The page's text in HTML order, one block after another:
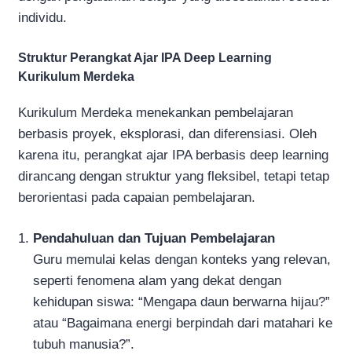
individu.
Struktur Perangkat Ajar IPA Deep Learning
Kurikulum Merdeka
Kurikulum Merdeka menekankan pembelajaran
berbasis proyek, eksplorasi, dan diferensiasi. Oleh
karena itu, perangkat ajar IPA berbasis deep learning
dirancang dengan struktur yang fleksibel, tetapi tetap
berorientasi pada capaian pembelajaran.
Pendahuluan dan Tujuan Pembelajaran
Guru memulai kelas dengan konteks yang relevan,
seperti fenomena alam yang dekat dengan
kehidupan siswa: “Mengapa daun berwarna hijau?”
atau “Bagaimana energi berpindah dari matahari ke
tubuh manusia?”.